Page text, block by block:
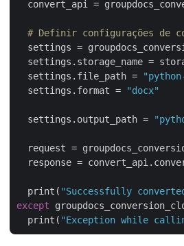
convert_api =
# Definir configurações de
settings =
settings.storage_name =
  settings.file_path =
  settings.format =
"docx"
  settings.output_path =
request =
response =
  print(
"Successfully
except
  print(
"Exception while